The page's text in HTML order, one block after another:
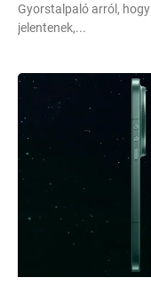
Gyorstalpaló arról,
jelentenek,